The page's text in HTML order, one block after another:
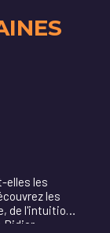
elles les
les
de l'intuition
Didier